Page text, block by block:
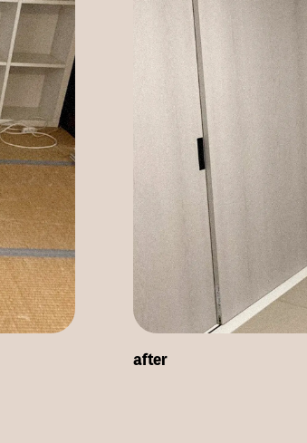
after